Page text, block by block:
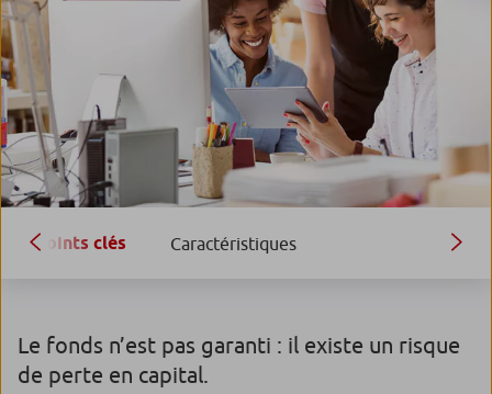
Points clés Caractéristiques
Le fonds n’est pas garanti : il existe un risque
de perte en capital.